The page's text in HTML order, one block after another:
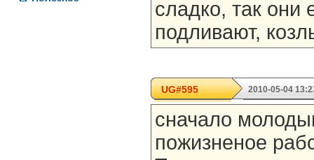
сладко, так они
подливают,
UG#595 2010-05-04
сначало
пожизненое